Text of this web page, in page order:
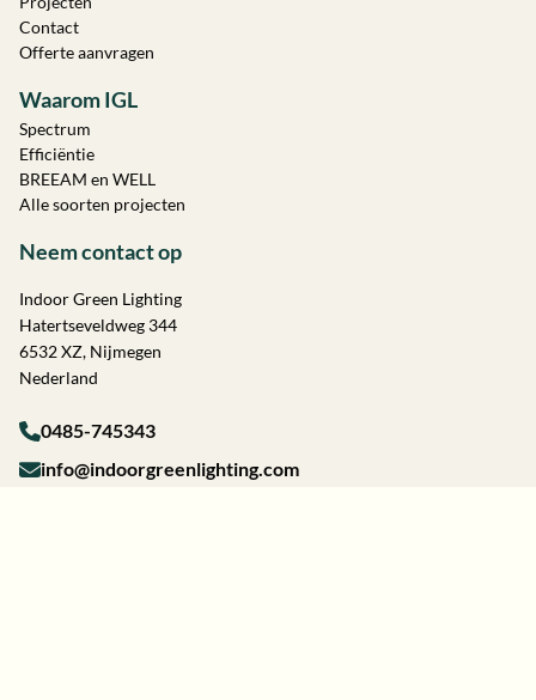
Contact
Offerte aanvragen
Waarom IGL
Spectrum
Efficiëntie
BREEAM en WELL
Alle soorten projecten
Neem contact op
Indoor Green Lighting
Hatertseveldweg 344
6532 XZ, Nijmegen
Nederland
0485-745343
info@indoorgreenlighting.com